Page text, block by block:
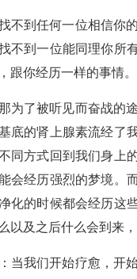
不到任何一位相信你
不到一位能同理你所
跟你经历一样的事情。
为了被听见而奋战的
底的肾上腺素流经了
同方式回到我们身上
会经历强烈的梦境。
化的时候都会经历这
以及之后什么会到来
当我们开始疗愈，开